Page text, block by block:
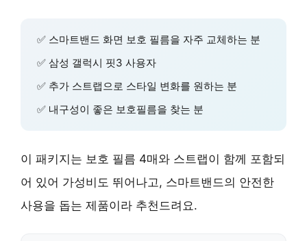
✅ 스마트밴드 화면 보호 필름을 자주 교체하는 분
✅ 삼성 갤럭시 핏3 사용자
✅ 추가 스트랩으로 스타일 변화를 원하는 분
✅ 내구성이 좋은 보호필름을 찾는 분
이 패키지는 보호 필름 4매와 스트랩이 함께 포함되
어 있어 가성비도 뛰어나고, 스마트밴드의 안전한
사용을 돕는 제품이라 추천드려요.